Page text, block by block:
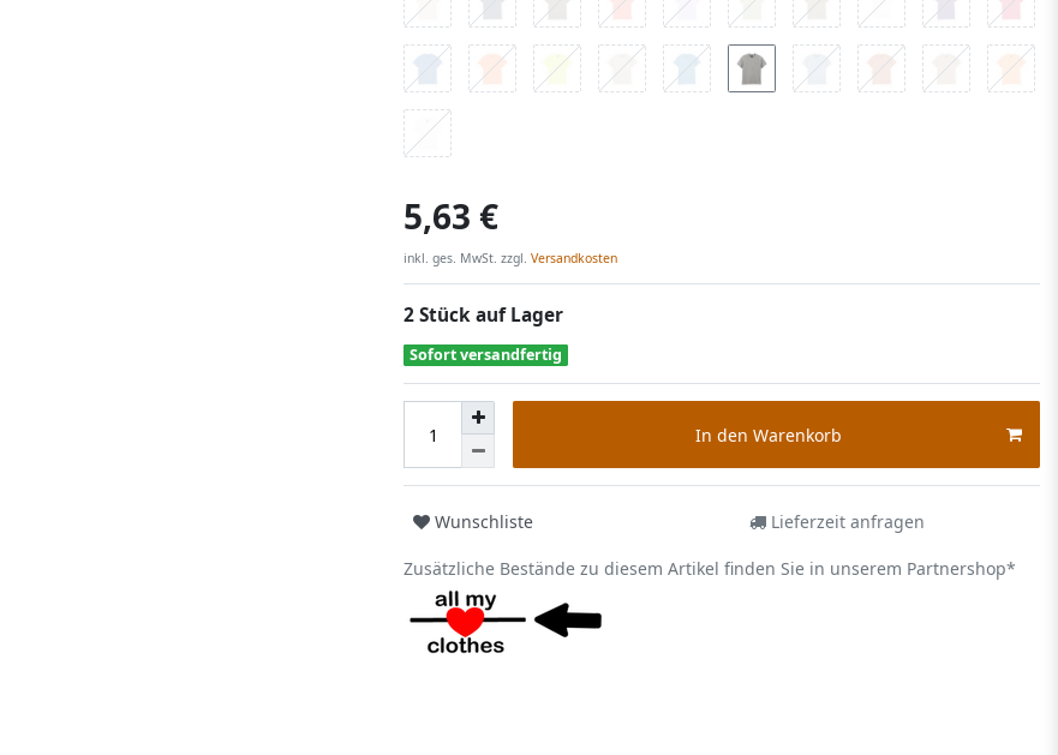
5,63 €
inkl. ges. MwSt. zzgl. Versandkosten
2 Stück auf Lager
Sofort versandfertig
In den Warenkorb
Wunschliste Lieferzeit anfragen
Zusätzliche Bestände zu diesem Artikel finden Sie in unserem Partnershop*